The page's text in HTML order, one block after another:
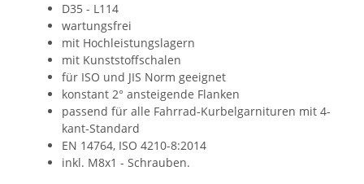
D35 - L114
wartungsfrei
mit Hochleistungslagern
mit Kunststoffschalen
für ISO und JIS Norm geeignet
konstant 2° ansteigende Flanken
passend für alle Fahrrad-Kurbelgarnituren mit 4-
kant-Standard
EN 14764, ISO 4210-8:2014
inkl. M8x1 - Schrauben.